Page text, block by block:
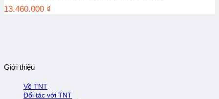
13.460.000 ₫
Giới thiệu
Về TNT
Đối tác với TNT